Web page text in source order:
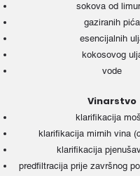
sokova od
gaziranih pića
esencijalnih
kokosovog
vode
Vinarstvo
klarifikacija
klarifikacija mirnih vina
klarifikacija
predfiltracija prije završnog